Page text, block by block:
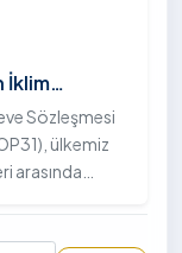
İklim
Sözleşmesi
ülkemiz
arasında
akademik